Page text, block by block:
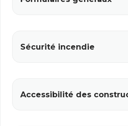
Sécurité incendie
Accessibilité des